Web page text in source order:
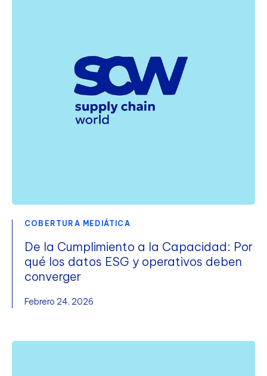
COBERTURA MEDIÁTICA
De la Cumplimiento a la Capacidad: Por
qué los datos ESG y operativos deben
converger
Febrero 24, 2026